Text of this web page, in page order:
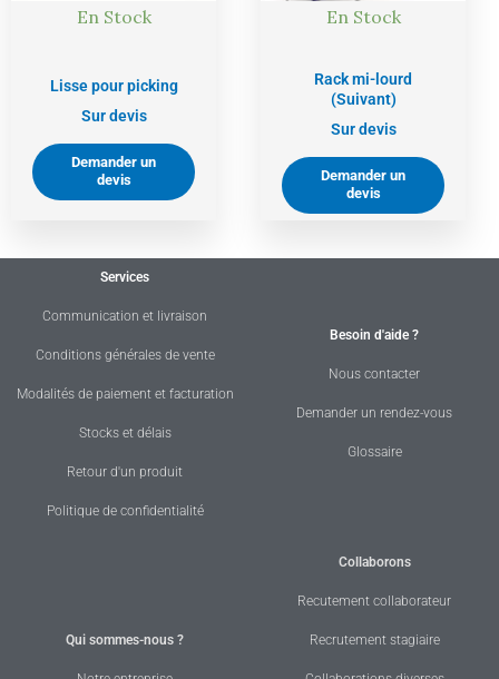
En Stock
Lisse pour picking
Sur devis
Demander un
devis
En Stock
Rack mi-lourd
(Suivant)
Sur devis
Demander un
devis
Services
Communication et livraison
Conditions générales de vente
Modalités de paiement et facturation
Stocks et délais
Retour d'un produit
Politique de confidentialité
Besoin d'aide ?
Nous contacter
Demander un rendez-vous
Glossaire
Qui sommes-nous ?
Collaborons
Recutement collaborateur
Recrutement stagiaire